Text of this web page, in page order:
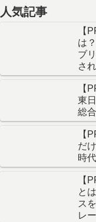
人気記事
【
は
ブ
さ
徹
【
東
総
【
だ
時
【
と
ス
レ